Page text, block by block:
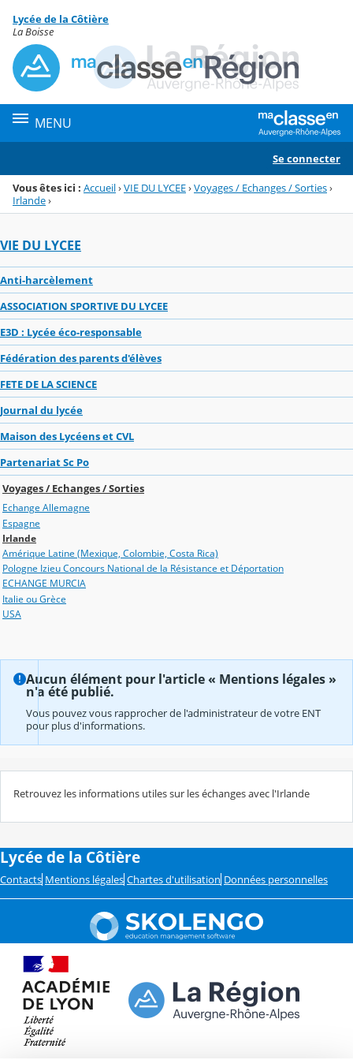
Menu de la rubrique
Contenu
Lycée de la Côtière
La Boisse
MENU
Se connecter
Vous êtes ici : Accueil›VIE DU LYCEE›Voyages / Echanges / Sorties›
Irlande›
VIE DU LYCEE
Anti-harcèlement
ASSOCIATION SPORTIVE DU LYCEE
E3D : Lycée éco-responsable
Fédération des parents d'élèves
FETE DE LA SCIENCE
Journal du lycée
Maison des Lycéens et CVL
Partenariat Sc Po
Voyages / Echanges / Sorties
Echange Allemagne
Espagne
Irlande
Amérique Latine (Mexique, Colombie, Costa Rica)
Pologne Izieu Concours National de la Résistance et Déportation
ECHANGE MURCIA
Italie ou Grèce
USA
Aucun élément pour l'article « Mentions légales »
n'a été publié.
Vous pouvez vous rapprocher de l'administrateur de votre ENT
pour plus d'informations.
Retrouvez les informations utiles sur les échanges avec l'Irlande
Lycée de la Côtière
Contacts Mentions légales Chartes d'utilisation Données personnelles